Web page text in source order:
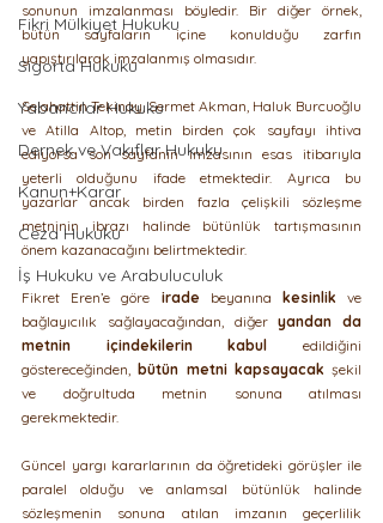
Fikri Mülkiyet Hukuku
Sigorta Hukuku
Yabancılar Hukuku
Dernek ve Vakıflar Hukuku
Kanun+Karar
Ceza Hukuku
İş Hukuku ve Arabuluculuk
sonunun imzalanması böyledir. Bir diğer örnek,
bütün sayfaların içine konulduğu zarfın
yapıştırılarak imzalanmış olmasıdır.
Selahattin Tekinay, Sermet Akman, Haluk Burcuoğlu
ve Atilla Altop, metin birden çok sayfayı ihtiva
ediyorsa son sayfanın imzasının esas itibarıyla
yeterli olduğunu ifade etmektedir. Ayrıca bu
yazarlar ancak birden fazla çelişkili sözleşme
metninin ibrazı halinde bütünlük tartışmasının
önem kazanacağını belirtmektedir.
Fikret Eren’e göre irade beyanına kesinlik ve
bağlayıcılık sağlayacağından, diğer yandan da
metnin içindekilerin kabul edildiğini
göstereceğinden, bütün metni kapsayacak şekil
ve doğrultuda metnin sonuna atılması
gerekmektedir.
Güncel yargı kararlarının da öğretideki görüşler ile
paralel olduğu ve anlamsal bütünlük halinde
sözleşmenin sonuna atılan imzanın geçerlilik